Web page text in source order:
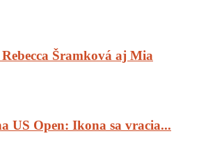
Šramková aj Mia
US Open: Ikona sa vracia...